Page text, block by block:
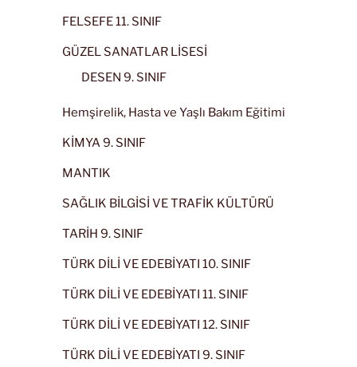
FELSEFE 11. SINIF
GÜZEL SANATLAR LİSESİ
DESEN 9. SINIF
Hemşirelik, Hasta ve Yaşlı Bakım Eğitimi
KİMYA 9. SINIF
MANTIK
SAĞLIK BİLGİSİ VE TRAFİK KÜLTÜRÜ
TARİH 9. SINIF
TÜRK DİLİ VE EDEBİYATI 10. SINIF
TÜRK DİLİ VE EDEBİYATI 11. SINIF
TÜRK DİLİ VE EDEBİYATI 12. SINIF
TÜRK DİLİ VE EDEBİYATI 9. SINIF